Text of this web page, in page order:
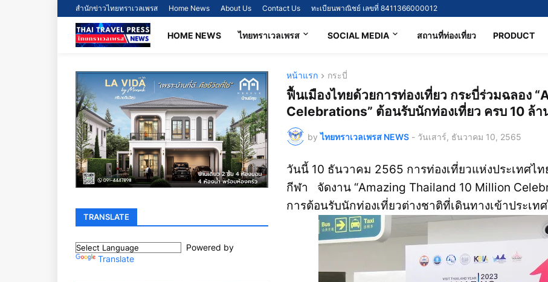
สำนักข่าวไทยทราเวลเพรส Home News About Us Contact Us ทะเบียนพาณิชย์ เลขที่ 8411366000012
HOME NEWS ไทยทราเวลเพรส SOCIAL MEDIA สถานที่ท่องเที่ยว PRODUCT
หน้าแรก กระบี่
ฟื้นเมืองไทยด้วยการท่องเที่ยว กระบี่ร่วมฉลอง
Celebrations” ต้อนรับนักท่องเที่ยว ครบ 10 ล้า
by ไทยทราเวลเพรส NEWS - วันเสาร์, ธันวาคม 10, 2565
วันนี้ 10 ธันวาคม 2565 การท่องเที่ยวแห่งประเทศไ
กีฬา จัดงาน “Amazing Thailand 10 Million
การต้อนรับนักท่องเที่ยวต่างชาติที่เดินทางเข้าประเ
TRANSLATE
Powered by
Translate